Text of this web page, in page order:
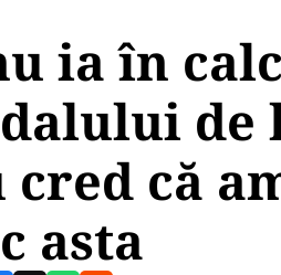
ia în
de
că
asta